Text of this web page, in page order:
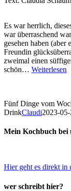
Es war herrlich,
war überraschend
gesehen haben (aber
Freundin
zweimal einen
schön… Weiterlesen
Fünf Dinge vom
DrinkClaudi2023-
Mein Kochbuch bei
Hier geht es direkt in
wer schreibt hier?